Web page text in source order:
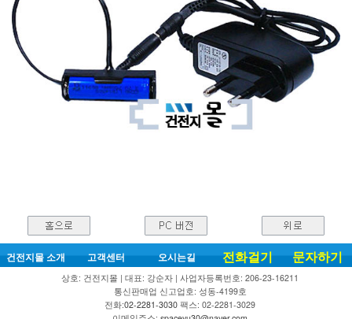
건전지몰 소개 고객센터 오시는길 전화걸기 문자하기
상호: 건전지몰 | 대표: 강순자 | 사업자등록번호: 206-23-16211
통신판매업 신고업호: 성동-4199호
전화:02-2281-3030 팩스: 02-2281-3029